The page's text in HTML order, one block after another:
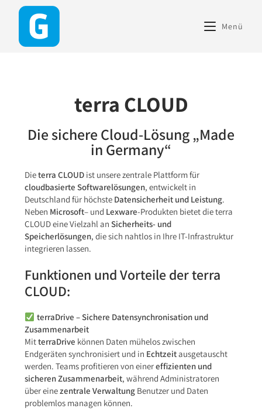
content
Menü
terra CLOUD
Die sichere Cloud-Lösung „Made
in Germany“
Dieterra CLOUD ist unsere zentrale Plattform für
cloudbasierte Softwarelösungen, entwickelt in
Deutschland für höchste Datensicherheit und Leistung.
Neben Microsoft– und Lexware-Produkten bietet die terra
CLOUD eine Vielzahl anSicherheits- und
Speicherlösungen, die sich nahtlos in Ihre IT-Infrastruktur
integrieren lassen.
Funktionen und Vorteile der terra
CLOUD:
terraDrive – Sichere Datensynchronisation und
Zusammenarbeit
MitterraDrive können Daten mühelos zwischen
Endgeräten synchronisiert und in Echtzeitausgetauscht
werden. Teams profitieren von einereffizienten und
sicheren Zusammenarbeit, während Administratoren
über einezentrale Verwaltung Benutzer und Daten
problemlos managen können.